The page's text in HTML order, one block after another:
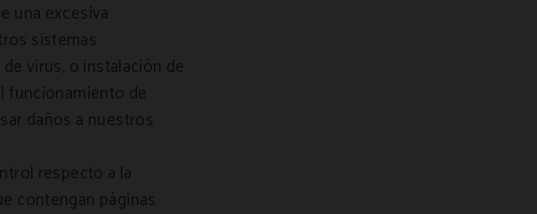
una excesiva
sistemas
virus, o instalación de
funcionamiento de
daños a nuestros
respecto a la
contengan páginas